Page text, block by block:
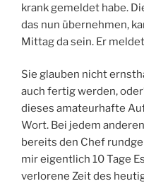
krank gemeldet habe.
das nun übernehmen,
Mittag da sein. Er
Sie glauben nicht
auch fertig werden,
dieses amateurhafte
Wort. Bei jedem
bereits den Chef
mir eigentlich 10 Tage
verlorene Zeit des